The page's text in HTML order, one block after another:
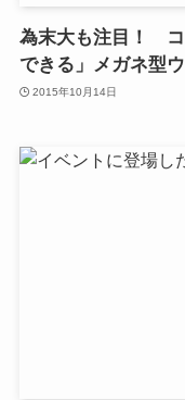
為末大も注目！ コ
できる」メガネ型
2015年10月14日